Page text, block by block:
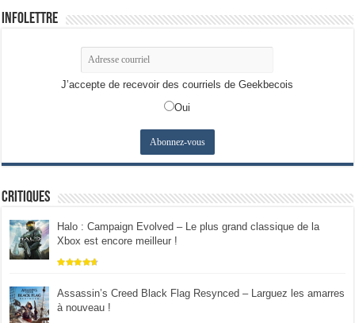
Infolettre
J’accepte de recevoir des courriels de Geekbecois
Oui
Critiques
Halo : Campaign Evolved – Le plus grand classique de la
Xbox est encore meilleur !
Assassin’s Creed Black Flag Resynced – Larguez les amarres
à nouveau !